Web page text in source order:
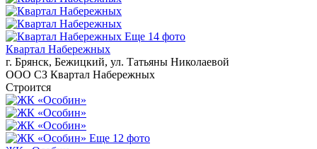
Еще 14 фото
Квартал Набережных
г. Брянск, Бежицкий, ул. Татьяны Николаевой
ООО СЗ Квартал Набережных
Строится
Еще 12 фото